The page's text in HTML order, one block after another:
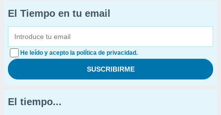
El Tiempo en tu email
He leído y acepto la política de privacidad.
El tiempo...